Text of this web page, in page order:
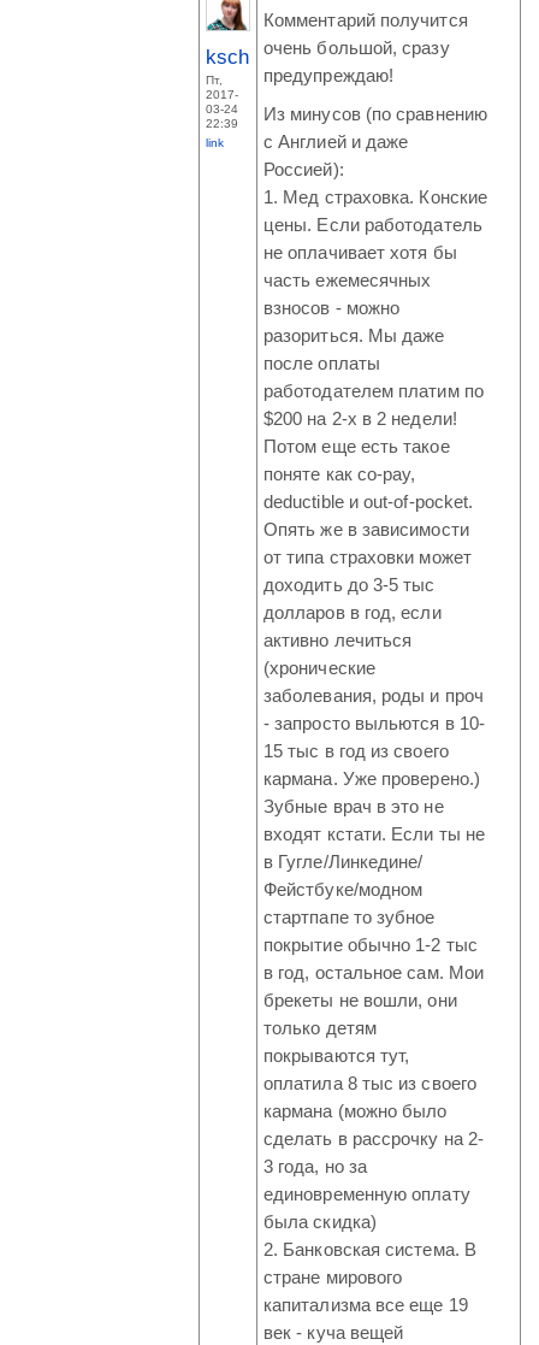
ksch
Пт,
2017-
03-24
22:39
link
Комментарий получится
очень большой, сразу
предупреждаю!
Из минусов (по сравнению
с Англией и даже
Россией):
1. Мед страховка. Конские
цены. Если работодатель
не оплачивает хотя бы
часть ежемесячных
взносов - можно
разориться. Мы даже
после оплаты
работодателем платим по
$200 на 2-х в 2 недели!
Потом еще есть такое
поняте как co-pay,
deductible и out-of-pocket.
Опять же в зависимости
от типа страховки может
доходить до 3-5 тыс
долларов в год, если
активно лечиться
(хронические
заболевания, роды и проч
- запросто выльются в 10-
15 тыс в год из своего
кармана. Уже проверено.)
Зубные врач в это не
входят кстати. Если ты не
в Гугле/Линкедине/
Фейстбуке/модном
стартпапе то зубное
покрытие обычно 1-2 тыс
в год, остальное сам. Мои
брекеты не вошли, они
только детям
покрываются тут,
оплатила 8 тыс из своего
кармана (можно было
сделать в рассрочку на 2-
3 года, но за
единовременную оплату
была скидка)
2. Банковская система. В
стране мирового
капитализма все еще 19
век - куча вещей